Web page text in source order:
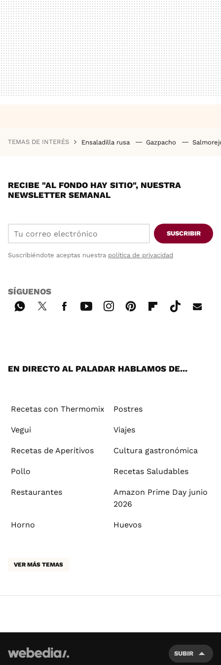
TEMAS DE INTERÉS Ensaladilla rusa Gazpacho
RECIBE "AL FONDO HAY SITIO", NUESTRA
NEWSLETTER SEMANAL
SUSCRIBIR
Suscribiéndote aceptas nuestra política de privacidad
SÍGUENOS
EN DIRECTO AL PALADAR HABLAMOS DE...
Recetas con Thermomix Postres
Vegui Viajes
Recetas de Aperitivos Cultura gastronómica
Pollo Recetas Saludables
Restaurantes
Amazon Prime Day junio
2026
Horno Huevos
VER MÁS TEMAS
SUBIR